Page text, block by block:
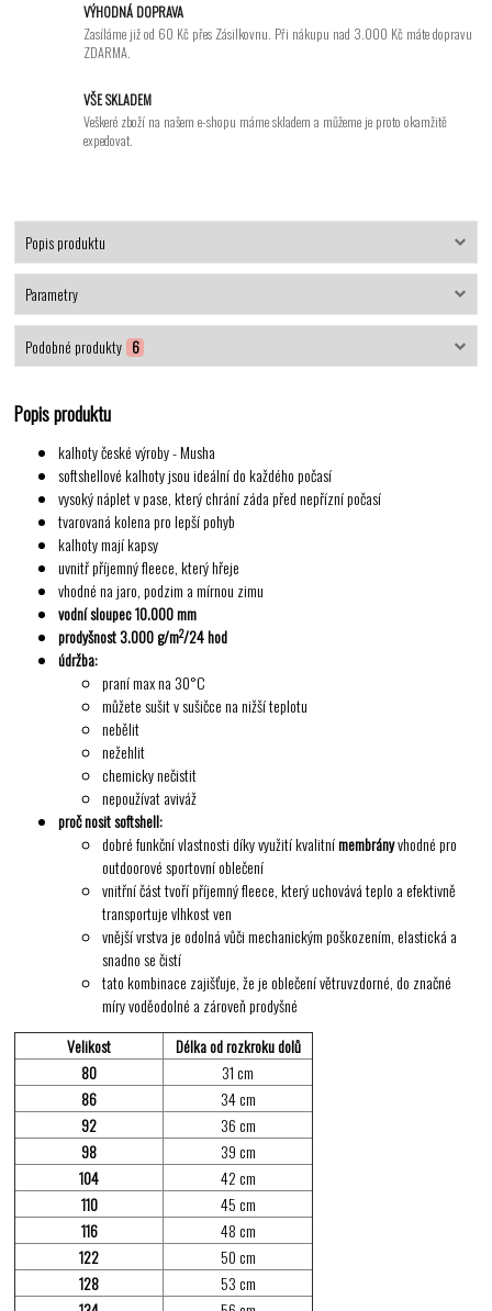
VÝHODNÁ DOPRAVA
Zasíláme již od 60 Kč přes Zásilkovnu. Při nákupu nad 3.000 Kč máte dopravu
ZDARMA.
VŠE SKLADEM
Veškeré zboží na našem e-shopu máme skladem a můžeme je proto okamžitě
expedovat.
Popis produktu
Parametry
Podobné produkty 6
Popis produktu
kalhoty české výroby - Musha
softshellové kalhoty jsou ideální do každého počasí
vysoký náplet v pase, který chrání záda před nepřízní počasí
tvarovaná kolena pro lepší pohyb
kalhoty mají kapsy
uvnitř příjemný fleece, který hřeje
vhodné na jaro, podzim a mírnou zimu
vodní sloupec 10.000 mm
prodyšnost 3.000 g/m2/24 hod
údržba:
praní max na 30°C
můžete sušit v sušičce na nižší teplotu
nebělit
nežehlit
chemicky nečistit
nepoužívat aviváž
proč nosit softshell:
dobré funkční vlastnosti díky využití kvalitnímembrányvhodné pro
outdoorové sportovní oblečení
vnitřní část tvoří příjemný fleece, který uchovává teplo a efektivně
transportuje vlhkost ven
vnější vrstva je odolná vůči mechanickým poškozením, elastická a
snadno se čistí
tato kombinace zajišťuje, že je oblečení větruvzdorné, do značné
míry voděodolné a zároveň prodyšné
Velikost
Délka od rozkroku dolů
80
31 cm
86
34 cm
92
36 cm
98
39 cm
104
42 cm
110
45 cm
116
48 cm
122
50 cm
128
53 cm